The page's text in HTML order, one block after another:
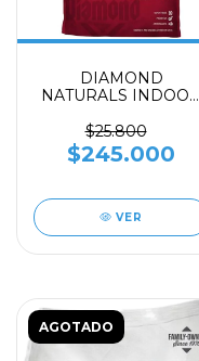
DIAMOND
NATURALS INDOOR
$25.800
$245.000
VER
AGOTADO